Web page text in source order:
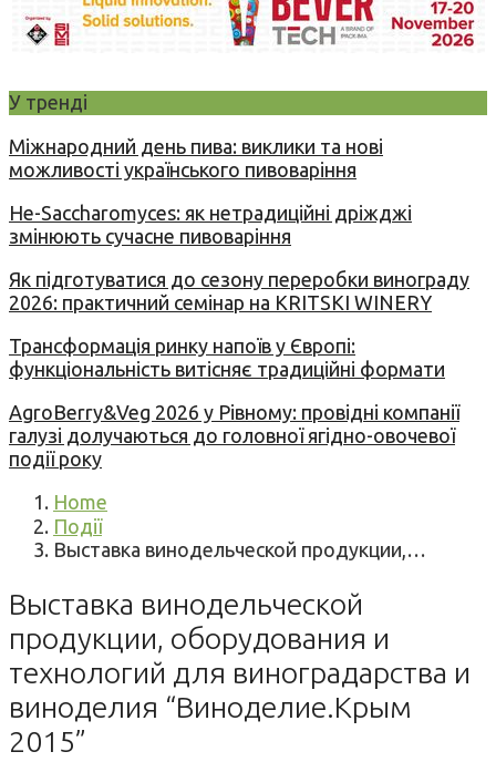
У тренді
Міжнародний день пива: виклики та нові
можливості українського пивоваріння
Не-Saccharomyces: як нетрадиційні дріжджі
змінюють сучасне пивоваріння
Як підготуватися до сезону переробки винограду
2026: практичний семінар на KRITSKI WINERY
Трансформація ринку напоїв у Європі:
функціональність витісняє традиційні формати
AgroBerry&Veg 2026 у Рівному: провідні компанії
галузі долучаються до головної ягідно-овочевої
події року
Home
Події
Выставка винодельческой продукции,…
Выставка винодельческой
продукции, оборудования и
технологий для виноградарства и
виноделия “Виноделие.Крым
2015”